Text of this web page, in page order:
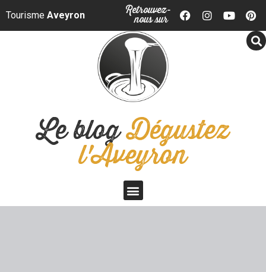
Panneau de gestion des cookies
Tourisme Aveyron Retrouvez-
nous sur
Le blogDégustez
l'Aveyron